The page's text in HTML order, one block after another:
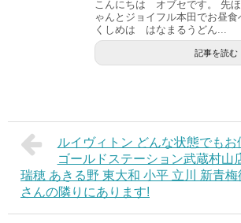
こんにちは オブセです。 先
ゃんとジョイフル本田でお昼
くしめは はなまるうどん...
記事を読む
ルイヴィトン どんな状態でもお
ゴールドステーション武蔵村山
瑞穂 あきる野 東大和 小平 立川 新青
さんの隣りにあります!